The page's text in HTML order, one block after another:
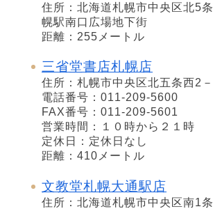
住所：北海道札幌市中央区北5
幌駅南口広場地下街
距離：255メートル
三省堂書店札幌店
住所：札幌市中央区北五条西2
電話番号：011-209-5600
FAX番号：011-209-5601
営業時間：１０時から２１時
定休日：定休日なし
距離：410メートル
文教堂札幌大通駅店
住所：北海道札幌市中央区南1